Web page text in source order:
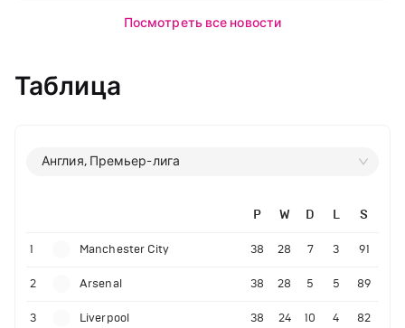
Посмотреть все новости
Таблица
Англия, Премьер-лига
P W D L S
1 Manchester City 38 28 7 3 91
2 Arsenal 38 28 5 5 89
3 Liverpool 38 24 10 4 82